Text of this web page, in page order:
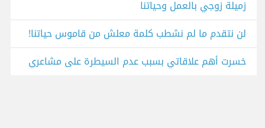
زميلة زوجي بالعمل وحياتنا
لن نتقدم ما لم نشطب كلمة معلش من قاموس حياتنا!
خسرت أهم علاقاتي بسبب عدم السيطرة على مشاعري